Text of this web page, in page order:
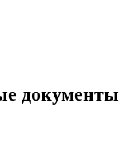
документы